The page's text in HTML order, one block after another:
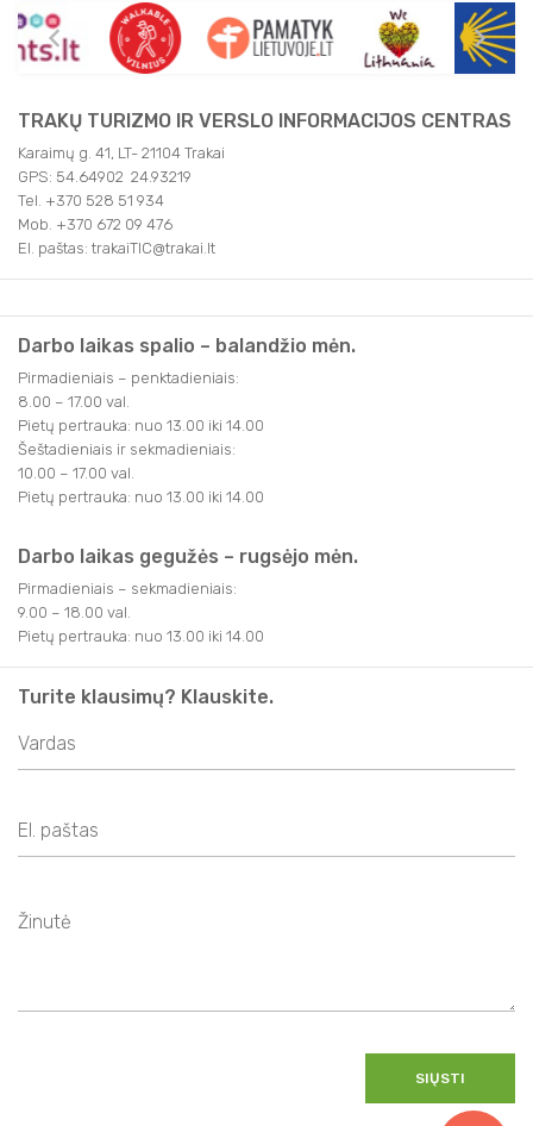
TRAKŲ TURIZMO IR VERSLO INFORMACIJOS CENTRAS
Karaimų g. 41, LT- 21104 Trakai
GPS: 54.64902 24.93219
Tel. +370 528 51 934
Mob. +370 672 09 476
El. paštas: trakaiTIC@trakai.lt
Darbo laikas spalio – balandžio mėn.
Pirmadieniais – penktadieniais:
8.00 – 17.00 val.
Pietų pertrauka: nuo 13.00 iki 14.00
Šeštadieniais ir sekmadieniais:
10.00 – 17.00 val.
Pietų pertrauka: nuo 13.00 iki 14.00
Darbo laikas gegužės – rugsėjo mėn.
Pirmadieniais – sekmadieniais:
9.00 – 18.00 val.
Pietų pertrauka: nuo 13.00 iki 14.00
Turite klausimų? Klauskite.